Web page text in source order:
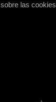
las cookies